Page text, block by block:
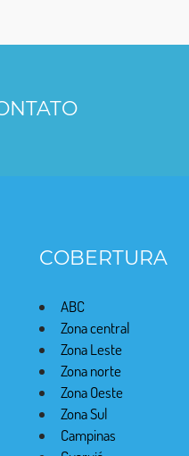
COBERTURA
ABC
Zona central
Zona Leste
Zona norte
Zona Oeste
Zona Sul
Campinas